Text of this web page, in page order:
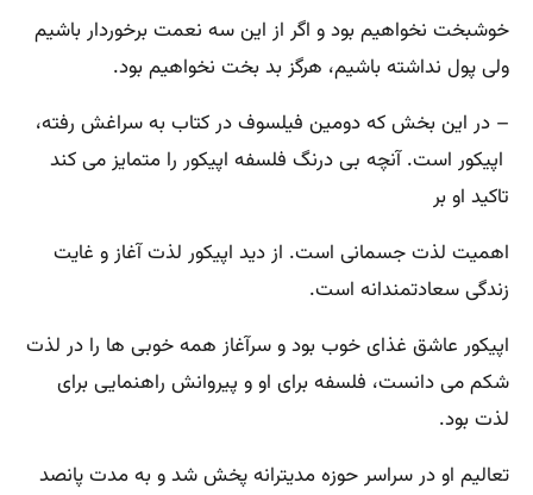
خوشبخت نخواهیم بود و اگر از این سه نعمت برخوردار باشیم
ولی پول نداشته باشیم، هرگز بد بخت نخواهیم بود.
– در این بخش که دومین فیلسوف در کتاب به سراغش رفته‌،
اپیکور است‌. آنچه بی ‌درنگ فلسفه اپیکور را متمایز می ‌کند
تاکید او بر
اهمیت لذت جسمانی است‌. از دید اپیکور لذت آغاز و غایت
زندگی سعادتمندانه است‌.
اپیکور عاشق غذای خوب بود و سرآغاز همه خوبی ‌ها را در لذت
شکم می ‌دانست‌، فلسفه برای او و پیروانش راهنمایی برای
لذت بود.
تعالیم او در سراسر حوزه مدیترانه پخش شد و به مدت پانصد